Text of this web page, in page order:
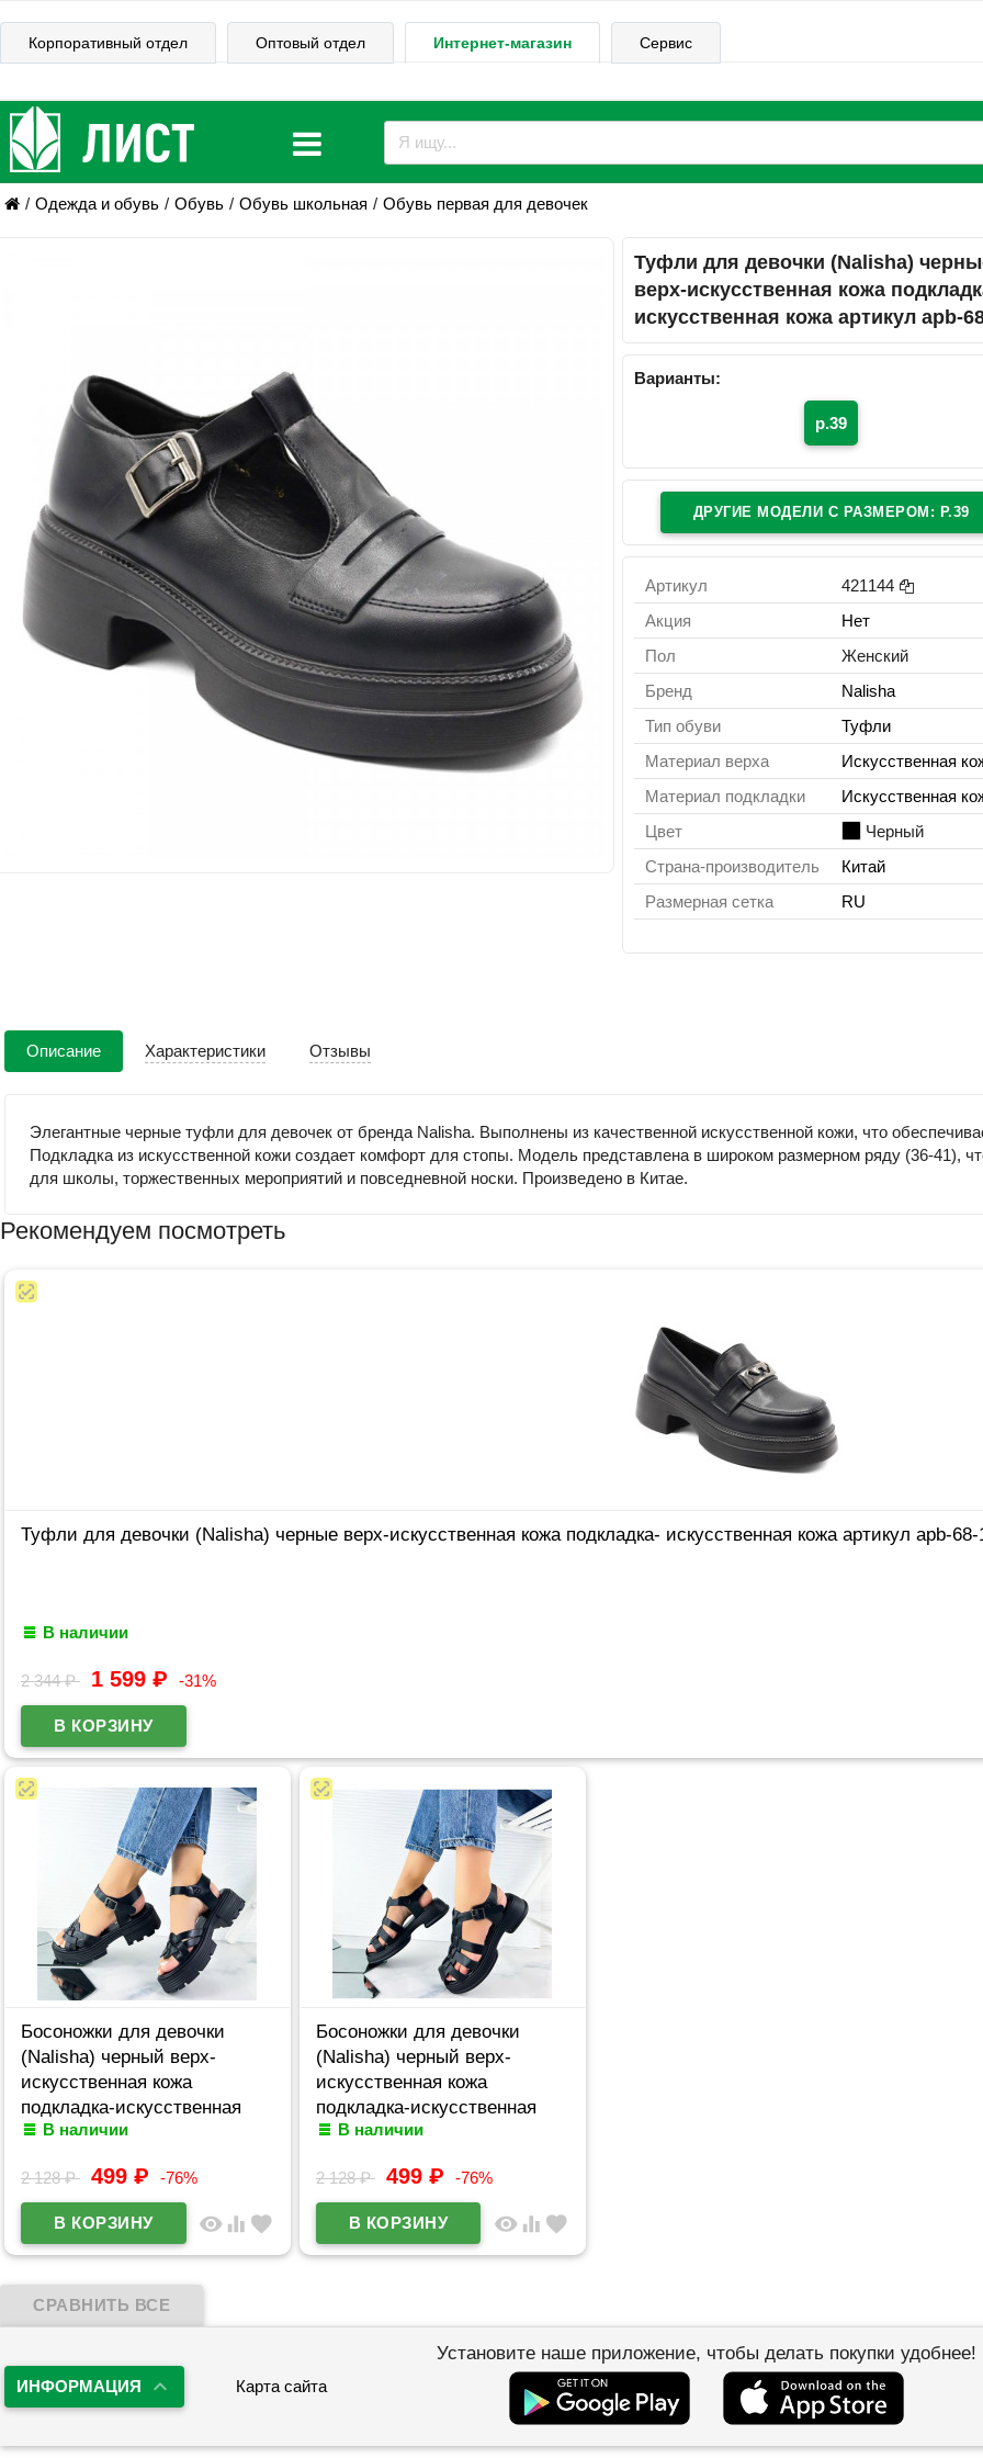
Корпоративный отдел Оптовый отдел Интернет-магазин Сервис
Одежда и обувь Обувь Обувь школьная Обувь первая для девочек
Туфли для девочки (Nalisha)
верх-искусственная кожа
искусственная кожа артикул apb-
Варианты:
р.39
ДРУГИЕ МОДЕЛИ C РАЗМЕРОМ: Р.39
Артикул
421144
Акция
Нет
Пол
Женский
Бренд
Nalisha
Тип обуви
Туфли
Материал верха
Искусственная
Материал подкладки
Искусственная
Цвет
Черный
Страна-производитель
Китай
Размерная сетка
RU
Описание Характеристики Отзывы
Элегантные черные туфли для девочек от бренда Nalisha. Выполнены из качественной искусственной кожи, что
Подкладка из искусственной кожи создает комфорт для стопы. Модель представлена в широком размерном ряду (36-41),
для школы, торжественных мероприятий и повседневной носки. Произведено в Китае.
Рекомендуем посмотреть
Туфли для девочки (Nalisha) черные верх-искусственная кожа подкладка- искусственная кожа артикул apb-68-
В наличии
2 344₽ 1 599 ₽ -31%
Босоножки для девочки
(Nalisha) черный верх-
искусственная кожа
подкладка-искусственная
кожа размерный ряд 36-41
В наличии
2 128₽ 499 ₽ -76%
visibility equalizer favorite
Босоножки для девочки
(Nalisha) черный верх-
искусственная кожа
подкладка-искусственная
кожа размерный ряд 36-41
В наличии
2 128₽ 499 ₽ -76%
visibility equalizer favorite
ИНФОРМАЦИЯ Карта сайта
Установите наше приложение, чтобы делать покупки удобнее!